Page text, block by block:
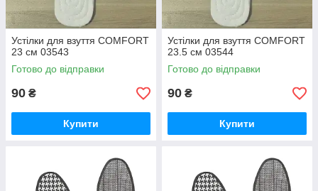
Устілки для взуття COMFORT
23 см 03543
Готово до відправки
90 ₴
Купити
Устілки для взуття COMFORT
23.5 см 03544
Готово до відправки
90 ₴
Купити